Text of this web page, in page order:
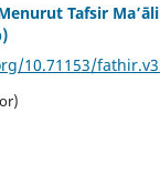
Tafsir
10.71153/